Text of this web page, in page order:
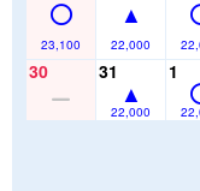
23,100 22,000
30 31
22,000
1